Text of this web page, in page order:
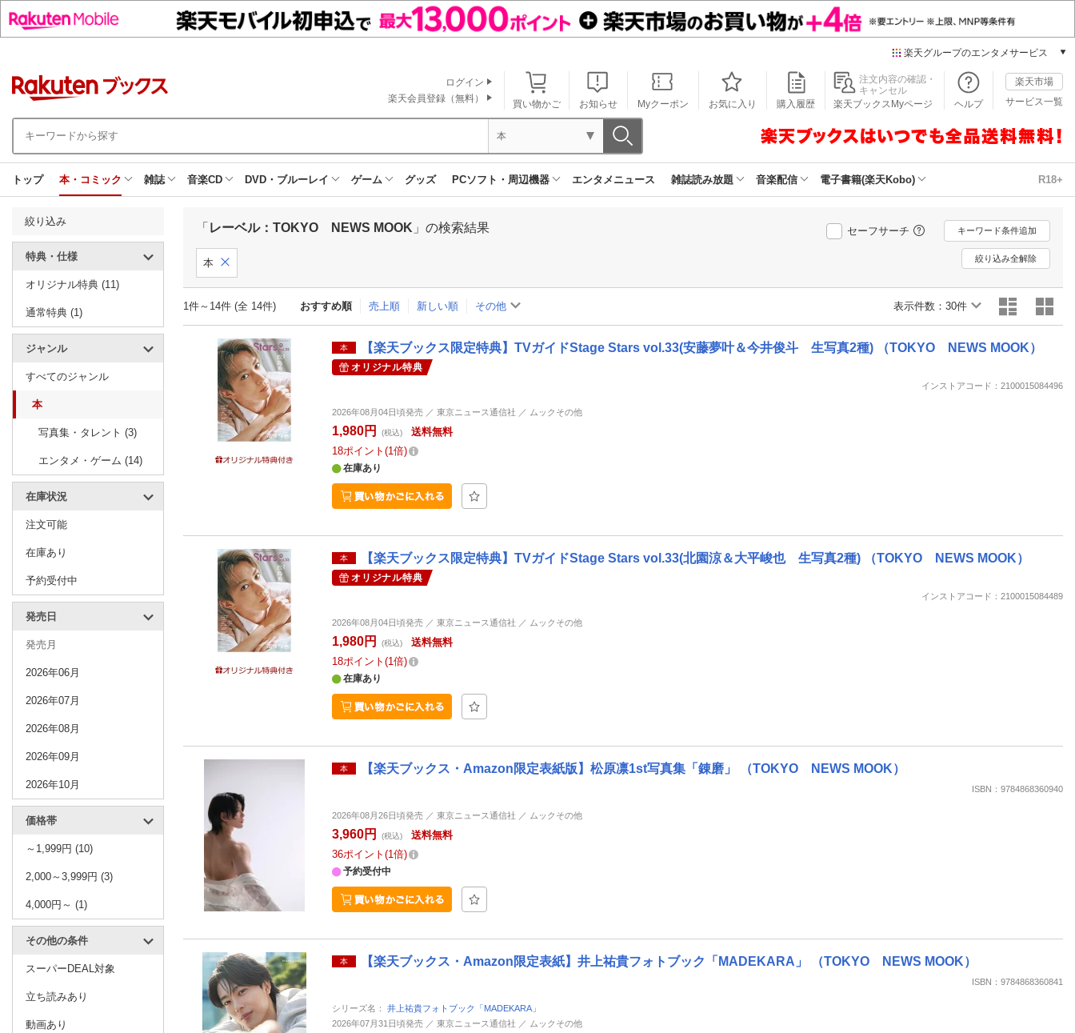
楽天グループのエンタメサービス
本/ゲーム/CD/DVD
楽天ブックス
楽天Kobo
動画配信
楽天TV
動画配信ガイド
無料テレビ
チケット
エンタメニュース
買い物かご お知らせ Myクーポン お気に入り 購入履歴
注文内容の確認・
キャンセル
楽天ブックスMyページ
ヘルプ
楽天市場
サービス一覧
ログイン
楽天会員登録（無料）
本
トップ 本・コミック 雑誌 音楽CD DVD・ブルーレイ ゲーム グッズ PCソフト・周辺機器 エンタメニュース 雑誌読み放題 音楽配信 電子書籍(楽天Kobo) R18+
絞り込み
特典・仕様
オリジナル特典 (11)
通常特典 (1)
ジャンル
すべてのジャンル
本
写真集・タレント (3)
エンタメ・ゲーム (14)
在庫状況
注文可能
在庫あり
予約受付中
発売日
発売月
2026年06月
2026年07月
2026年08月
2026年09月
2026年10月
価格帯
～1,999円 (10)
2,000～3,999円 (3)
4,000円～ (1)
その他の条件
スーパーDEAL対象
立ち読みあり
動画あり
「 レーベル：TOKYO NEWS MOOK 」の検索結果 セーフサーチ キーワード条件追加
本 絞り込み全解除
1件～14件 (全 14件) おすすめ順 売上順 新しい順 その他 表示件数： 30件
本 【楽天ブックス限定特典】TVガイドStage Stars vol.33(安藤夢叶＆今井俊斗 生写真2種) （TOKYO NEWS MOOK）
オリジナル特典
インストアコード：2100015084496
2026年08月04日頃発売 ／ 東京ニュース通信社 ／ ムックその他
1,980円 (税込)
送料無料
18ポイント 1倍
在庫あり
本 【楽天ブックス限定特典】TVガイドStage Stars vol.33(北園涼＆大平峻也 生写真2種) （TOKYO NEWS MOOK）
オリジナル特典
インストアコード：2100015084489
2026年08月04日頃発売 ／ 東京ニュース通信社 ／ ムックその他
1,980円 (税込)
送料無料
18ポイント 1倍
在庫あり
本 【楽天ブックス・Amazon限定表紙版】松原凛1st写真集「錬磨」 （TOKYO NEWS MOOK）
ISBN：9784868360940
2026年08月26日頃発売 ／ 東京ニュース通信社 ／ ムックその他
3,960円 (税込)
送料無料
36ポイント 1倍
予約受付中
本 【楽天ブックス・Amazon限定表紙】井上祐貴フォトブック「MADEKARA」 （TOKYO NEWS MOOK）
ISBN：9784868360841
シリーズ名： 井上祐貴フォトブック「MADEKARA」
2026年07月31日頃発売 ／ 東京ニュース通信社 ／ ムックその他